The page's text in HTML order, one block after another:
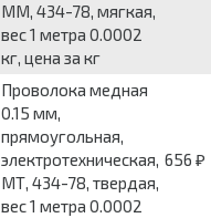
ММ, 434-78, мягкая,
вес 1 метра 0.0002
кг, цена за кг
Проволока медная
0.15 мм,
прямоугольная,
электротехническая,
МТ, 434-78, твердая,
вес 1 метра 0.0002
656 ₽